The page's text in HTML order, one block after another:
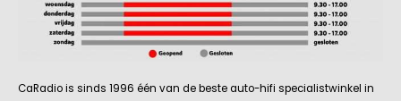
CaRadio is sinds 1996 één van de beste auto-hifi specialistwinkel in